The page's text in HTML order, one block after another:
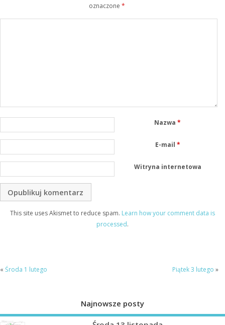
oznaczone *
Nazwa*
E-mail *
Witryna internetowa
This site uses Akismet to reduce spam. Learn how your comment data is
processed.
« Środa 1 lutego Piątek 3 lutego »
Najnowsze posty